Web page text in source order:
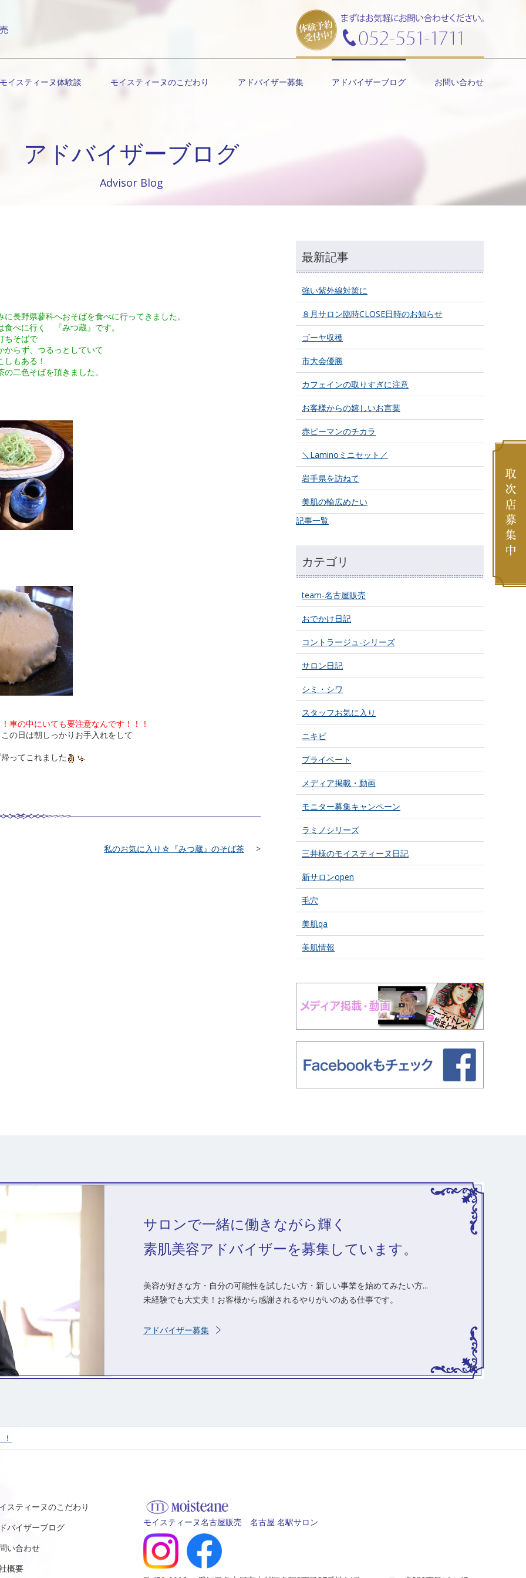
モイスティーヌ体験談 モイスティーヌのこだわり アドバイザー募集 アドバイザーブログ お問い合わせ
アドバイザーブログ
Advisor Blog
に長野県蓼科へおそばを食べに行ってきました。
食べに行く 『みつ蔵』です。
ちそばで
からず、つるっとしていて
しもある！
の二色そばを頂きました。
車の中にいても要注意なんです！！！
の日は朝しっかりお手入れをして
ってこれました
私のお気に入り☆『みつ蔵』のそば茶
最新記事
強い紫外線対策に
８月サロン臨時CLOSE日時のお知らせ
ゴーヤ収穫
市大会優勝
カフェインの取りすぎに注意
お客様からの嬉しいお言葉
赤ピーマンのチカラ
＼Laminoミニセット／
岩手県を訪ねて
美肌の輪広めたい
記事一覧
カテゴリ
team-名古屋販売
おでかけ日記
コントラージュ-シリーズ
サロン日記
シミ・シワ
スタッフお気に入り
ニキビ
プライベート
メディア掲載・動画
モニター募集キャンペーン
ラミノシリーズ
三井様のモイスティーヌ日記
新サロンopen
毛穴
美肌qa
美肌情報
サロンで一緒に働きながら輝く
素肌美容アドバイザーを募集しています。
美容が好きな方・自分の可能性を試したい方・新しい事業を始めてみたい方...
未経験でも大丈夫！お客様から感謝されるやりがいのある仕事です。
アドバイザー募集
スティーヌのこだわり
バイザーブログ
い合わせ
概要
モイスティーヌ名古屋販売 名古屋 名駅サロン